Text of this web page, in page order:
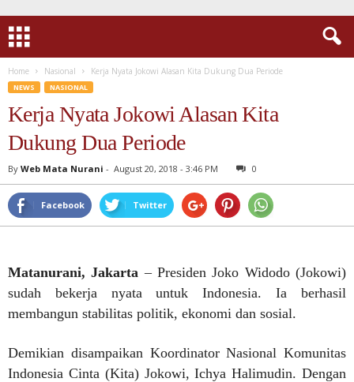
Home Nasional Kerja Nyata Jokowi Alasan Kita Dukung Dua Periode
NEWS NASIONAL
Kerja Nyata Jokowi Alasan Kita
Dukung Dua Periode
By Web Mata Nurani - August 20, 2018 - 3:46 PM 0
Facebook Twitter
Matanurani, Jakarta – Presiden Joko Widodo (Jokowi)
sudah bekerja nyata untuk Indonesia. Ia berhasil
membangun stabilitas politik, ekonomi dan sosial.
Demikian disampaikan Koordinator Nasional Komunitas
Indonesia Cinta (Kita) Jokowi, Ichya Halimudin. Dengan